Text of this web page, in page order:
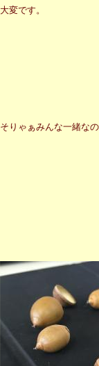
大変です。
そりゃぁみんな一緒な